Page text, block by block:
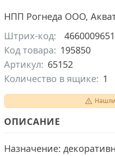
НПП Рогнеда ООО,
Штрих-код:
Код товара: 195850
Артикул: 65152
Количество в ящике: 1
ОПИСАНИЕ
Назначение: